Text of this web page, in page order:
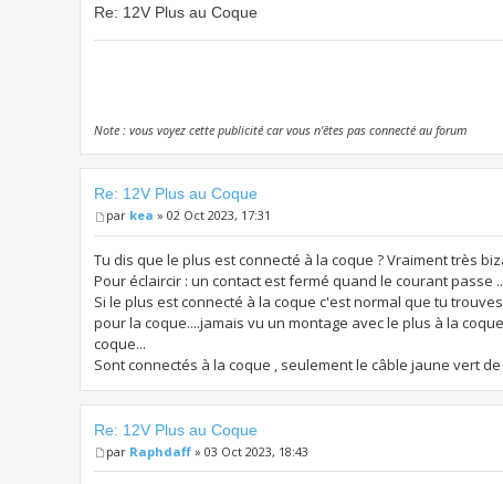
Re: 12V Plus au Coque
Note : vous voyez cette publicité car vous n'êtes pas connecté au forum
Re: 12V Plus au Coque
par kea » 02 Oct 2023, 17:31
Tu dis que le plus est connecté à la coque ? Vraiment très
Pour éclaircir : un contact est fermé quand le courant passe
Si le plus est connecté à la coque c'est normal que tu
pour la coque....jamais vu un montage avec le plus à la
coque...
Sont connectés à la coque , seulement le câble jaune vert
Re: 12V Plus au Coque
par Raphdaff » 03 Oct 2023, 18:43